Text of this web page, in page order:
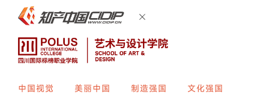
中国视觉 美丽中国 制造强国 文化强国